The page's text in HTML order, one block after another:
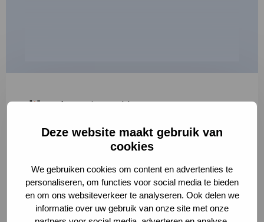
Deze website maakt gebruik van
cookies
We gebruiken cookies om content en advertenties te
personaliseren, om functies voor social media te bieden
en om ons websiteverkeer te analyseren. Ook delen we
informatie over uw gebruik van onze site met onze
"*" geeft vereiste velden aan
2
Volledige omschrijving*